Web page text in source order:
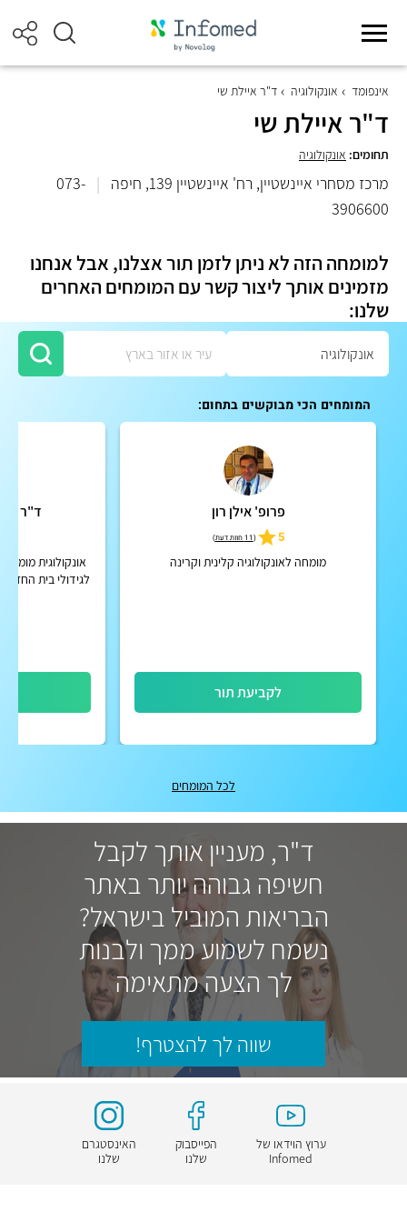
אינפומד אונקולוגיה ד"ר איילת שי
ד"ר איילת שי
תחומים: אונקולוגיה
מרכז מסחרי איינשטיין, רח' איינשטיין 139, חיפה |
073-
3906600
למומחה הזה לא ניתן לזמן תור אצלנו, אבל אנחנו
מזמינים אותך ליצור קשר עם המומחים האחרים
שלנו:
המומחים הכי מבוקשים בתחום:
פרופ' אילן רון
5
(11 חוות דעת )
מומחה לאונקולוגיה קלינית וקרינה
לקביעת תור
ד"ר
אונקולוגית
לגידולי בית החזה
לכל המומחים
ד"ר, מעניין אותך לקבל
חשיפה גבוהה יותר באתר
הבריאות המוביל בישראל?
נשמח לשמוע ממך ולבנות
לך הצעה מתאימה
שווה לך להצטרף!
ערוץ הוידאו של
Infomed
הפייסבוק
שלנו
האינסטגרם
שלנו